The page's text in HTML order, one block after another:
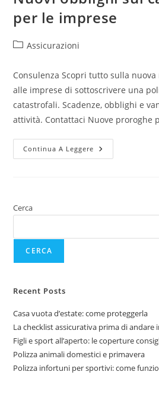
per le imprese
Assicurazioni
Consulenza Scopri tutto sulla
alle imprese di sottoscrivere una
catastrofali. Scadenze, obblighi e
attività. Contattaci Nuove proroghe
Continua A Leggere
Cerca
CERCA
Recent Posts
Casa vuota d’estate: come proteggerla
La checklist assicurativa prima di andare
Figli e sport all’aperto: le coperture
Polizza animali domestici e primavera
Polizza infortuni per sportivi: come